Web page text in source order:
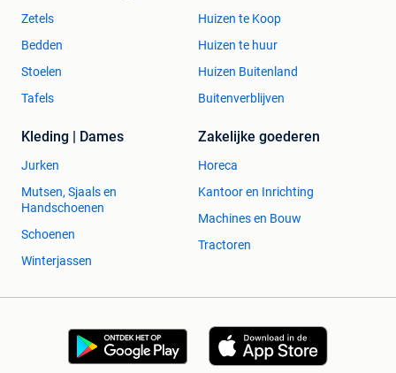
Zetels
Bedden
Stoelen
Tafels
Huizen te Koop
Huizen te huur
Huizen Buitenland
Buitenverblijven
Kleding | Dames
Jurken
Mutsen, Sjaals en
Handschoenen
Schoenen
Winterjassen
Zakelijke goederen
Horeca
Kantoor en Inrichting
Machines en Bouw
Tractoren